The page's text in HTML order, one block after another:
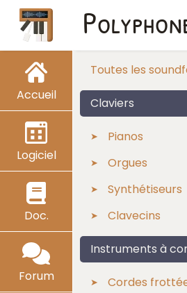
Accueil
Logiciel
Doc.
Forum
Toutes les
Claviers
Pianos
Orgues
Synthétiseurs
Clavecins
Instruments à
Cordes